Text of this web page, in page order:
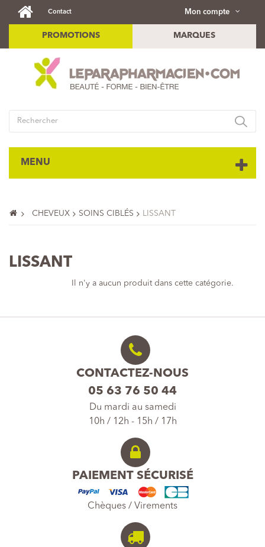
Mon compte
Contact
PROMOTIONS MARQUES
MENU
CHEVEUX SOINS CIBLÉS LISSANT
LISSANT
Il n'y a aucun produit dans cette catégorie.
CONTACTEZ-NOUS
05 63 76 50 44
Du mardi au samedi
10h / 12h - 15h / 17h
PAIEMENT SÉCURISÉ
Chèques / Virements